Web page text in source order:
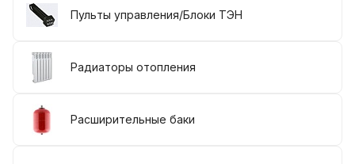
Пульты управления/Блоки ТЭН
Радиаторы отопления
Расширительные баки